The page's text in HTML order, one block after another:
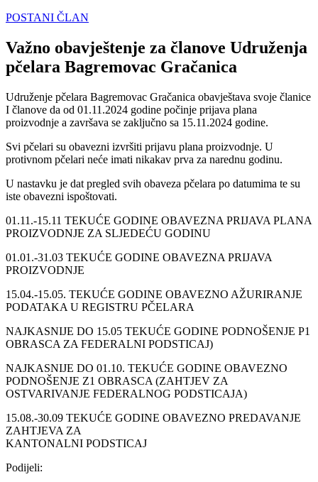
POSTANI ČLAN
Važno obavještenje za članove Udruženja
pčelara Bagremovac Gračanica
Udruženje pčelara Bagremovac Gračanica obavještava svoje članice
I članove da od 01.11.2024 godine počinje prijava plana
proizvodnje a završava se zaključno sa 15.11.2024 godine.
Svi pčelari su obavezni izvršiti prijavu plana proizvodnje. U
protivnom pčelari neće imati nikakav prva za narednu godinu.
U nastavku je dat pregled svih obaveza pčelara po datumima te su
iste obavezni ispoštovati.
01.11.-15.11 TEKUĆE GODINE OBAVEZNA PRIJAVA PLANA
PROIZVODNJE ZA SLJEDEĆU GODINU
01.01.-31.03 TEKUĆE GODINE OBAVEZNA PRIJAVA
PROIZVODNJE
15.04.-15.05. TEKUĆE GODINE OBAVEZNO AŽURIRANJE
PODATAKA U REGISTRU PČELARA
NAJKASNIJE DO 15.05 TEKUĆE GODINE PODNOŠENJE P1
OBRASCA ZA FEDERALNI PODSTICAJ)
NAJKASNIJE DO 01.10. TEKUĆE GODINE OBAVEZNO
PODNOŠENJE Z1 OBRASCA (ZAHTJEV ZA
OSTVARIVANJE FEDERALNOG PODSTICAJA)
15.08.-30.09 TEKUĆE GODINE OBAVEZNO PREDAVANJE
ZAHTJEVA ZA
KANTONALNI PODSTICAJ
Podijeli: